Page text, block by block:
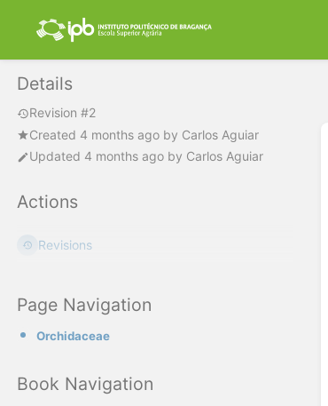
Details
Revision #2
Created 4 months ago by Carlos Aguiar
Updated 4 months ago by Carlos Aguiar
Actions
Revisions
Page Navigation
Orchidaceae
Book Navigation